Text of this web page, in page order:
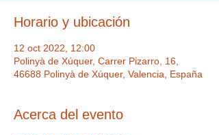
Horario y ubicación
12 oct 2022, 12:00
Polinyà de Xúquer, Carrer Pizarro, 16,
46688 Polinyà de Xúquer, Valencia, España
Acerca del evento